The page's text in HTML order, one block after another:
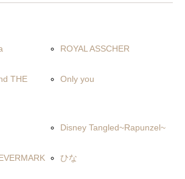
ROYAL ASSCHER
THE
Only you
Disney Tangled~Rapunzel~
ひな